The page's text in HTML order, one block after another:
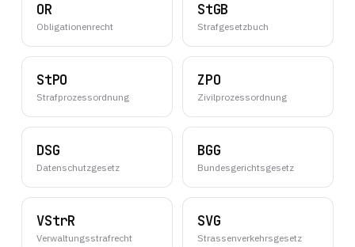
OR
Obligationenrecht
StGB
Strafgesetzbuch
StPO
Strafprozessordnung
ZPO
Zivilprozessordnung
DSG
Datenschutzgesetz
BGG
Bundesgerichtsgesetz
VStrR
Verwaltungsstrafrecht
SVG
Strassenverkehrsgesetz